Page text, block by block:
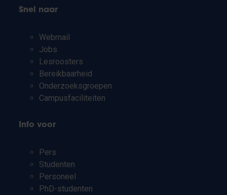
Snel naar
Webmail
Jobs
Lesroosters
Bereikbaarheid
Onderzoeksgroepen
Campusfaciliteiten
Info voor
Pers
Studenten
Personeel
PhD-studenten